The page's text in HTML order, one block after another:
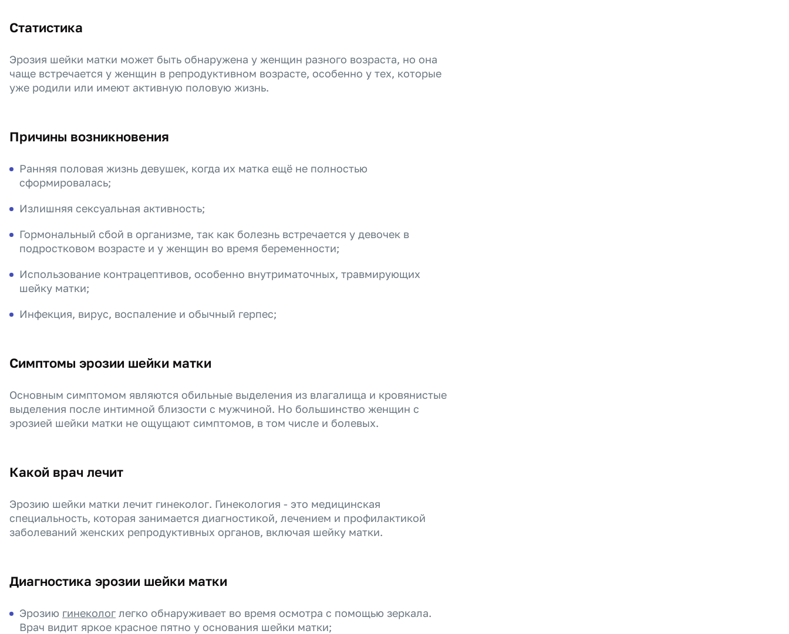
Статистика
Эрозия шейки матки может быть обнаружена у женщин разного возраста, но она
чаще встречается у женщин в репродуктивном возрасте, особенно у тех, которые
уже родили или имеют активную половую жизнь.
Причины возникновения
Ранняя половая жизнь девушек, когда их матка ещё не полностью
сформировалась;
Излишняя сексуальная активность;
Гормональный сбой в организме, так как болезнь встречается у девочек в
подростковом возрасте и у женщин во время беременности;
Использование контрацептивов, особенно внутриматочных, травмирующих
шейку матки;
Инфекция, вирус, воспаление и обычный герпес;
Симптомы эрозии шейки матки
Основным симптомом являются обильные выделения из влагалища и кровянистые
выделения после интимной близости с мужчиной. Но большинство женщин с
эрозией шейки матки не ощущают симптомов, в том числе и болевых.
Какой врач лечит
Эрозию шейки матки лечит гинеколог. Гинекология - это медицинская
специальность, которая занимается диагностикой, лечением и профилактикой
заболеваний женских репродуктивных органов, включая шейку матки.
Диагностика эрозии шейки матки
Эрозию гинеколог легко обнаруживает во время осмотра с помощью зеркала.
Врач видит яркое красное пятно у основания шейки матки;